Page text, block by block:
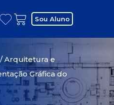
Sou Aluno
Arquitetura e
Gráfica do